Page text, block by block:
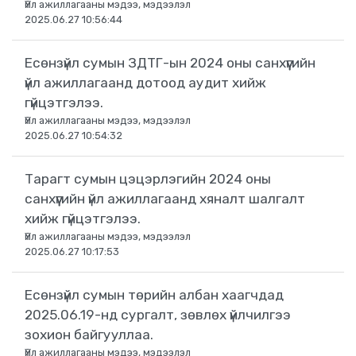
Үйл ажиллагааны мэдээ, мэдээлэл
2025.06.27 10:56:44
Есөнзүйл сумын ЗДТГ-ын 2024 оны санхүүгийн
үйл ажиллагаанд дотоод аудит хийж
гүйцэтгэлээ.
Үйл ажиллагааны мэдээ, мэдээлэл
2025.06.27 10:54:32
Тарагт сумын цэцэрлэгийн 2024 оны
санхүүгийн үйл ажиллагаанд хяналт шалгалт
хийж гүйцэтгэлээ.
Үйл ажиллагааны мэдээ, мэдээлэл
2025.06.27 10:17:53
Есөнзүйл сумын төрийн албан хаагчдад
2025.06.19-нд сургалт, зөвлөх үйлчилгээ
зохион байгууллаа.
Үйл ажиллагааны мэдээ, мэдээлэл